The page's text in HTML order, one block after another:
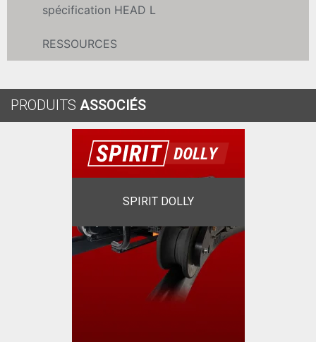
spécification HEAD L
RESSOURCES
PRODUITS ASSOCIÉS
SPIRIT DOLLY